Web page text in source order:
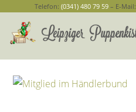
Telefon: (0341) 480 79 59– E-Mail: